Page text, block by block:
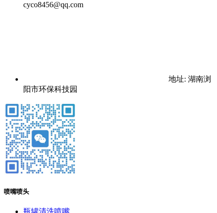
cyco8456@qq.com
地址: 湖南浏
阳市环保科技园
喷嘴喷头